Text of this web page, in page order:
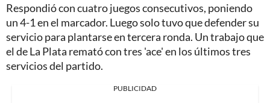
Respondió con cuatro juegos consecutivos, poniendo
un 4-1 en el marcador. Luego solo tuvo que defender su
servicio para plantarse en tercera ronda. Un trabajo que
el de La Plata remató con tres 'ace' en los últimos tres
servicios del partido.
PUBLICIDAD